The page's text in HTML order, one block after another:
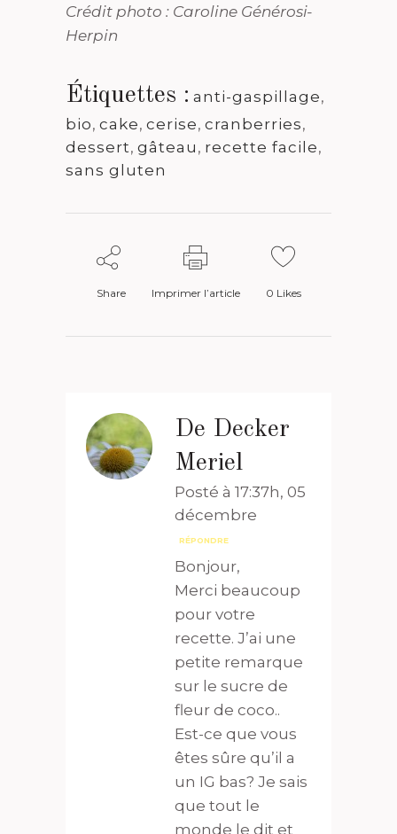
Crédit photo : Caroline Générosi-
Herpin
Étiquettes : anti-gaspillage,
bio, cake, cerise, cranberries,
dessert, gâteau , recette facile,
sans gluten
Share Imprimer l’article 0 Likes
De Decker
Meriel
Posté à 17:37h, 05
décembre
RÉPONDRE
Bonjour,
Merci beaucoup
pour votre
recette. J’ai une
petite remarque
sur le sucre de
fleur de coco..
Est-ce que vous
êtes sûre qu’il a
un IG bas? Je sais
que tout le
monde le dit et